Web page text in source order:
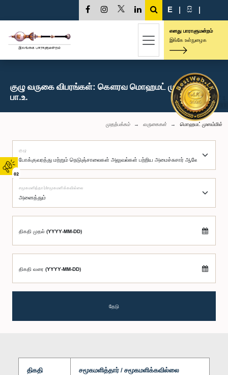
02
E | සි |
எனது பாராளுமன்றம்
இங்கே உள்நுழைக
குழு வருகை விபரங்கள்: கௌரவ மொஹமட் முஸம்மில்,
பா.உ.
முதற்பக்கம் வருகைகள் மொஹமட் முஸம்மில்
குழு
சமூகமளித்தார்/சமூகமளிக்கவில்லை
திகதி முதல் (YYYY-MM-DD)
திகதி வரை (YYYY-MM-DD)
தேடு
திகதி சமூகமளித்தார் / சமூகமளிக்கவில்லை